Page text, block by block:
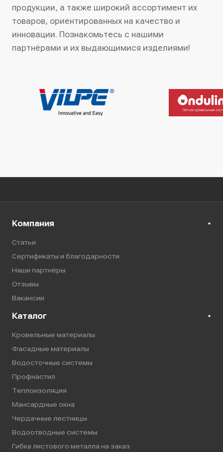
продукции, а также широкий ассортимент их
товаров, ориентированных на качество и
инновации. Познакомьтесь с нашими
партнёрами и их выдающимися изделиями!
Компания
Статьи
Сертификаты и благодарности
Наши партнёры
Отзывы
Вакансии
Каталог
Кровельные материалы
Фасадные материалы
Водосточные системы
Профнастил
Теплоизоляция
Мансардные окна
Чердачные лестницы
Водоотводные системы
Гибка листового металла на заказ